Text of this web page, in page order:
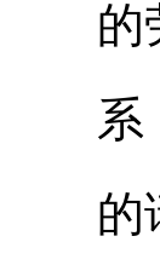
的
系
的